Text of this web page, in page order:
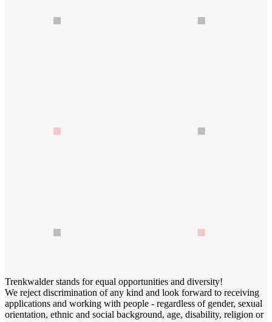
Trenkwalder stands for equal opportunities and diversity!
We reject discrimination of any kind and look forward to receiving
applications and working with people - regardless of gender, sexual
orientation, ethnic and social background, age, disability, religion or